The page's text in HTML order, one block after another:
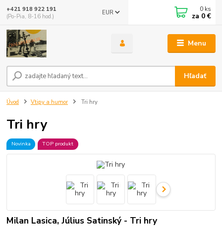
Menu
EUR
Hľadať
+421 918 922 191
(Po-Pia, 8-16 hod.)
0 ks
za 0 €
Úvod Vtipy a humor Tri hry
Tri hry
Novinka TOP produkt
Milan Lasica, Július Satinský - Tri hry